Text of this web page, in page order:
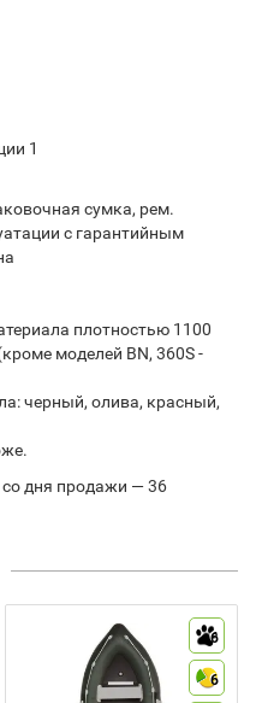
1
сумка, рем.
с гарантийным
плотностью 1100
моделей BN, 360S -
черный, олива, красный,
дня продажи — 36
6
6